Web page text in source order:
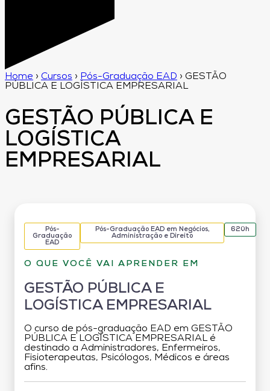
Home › Cursos › Pós-Graduação EAD › GESTÃO
PÚBLICA E LOGÍSTICA EMPRESARIAL
GESTÃO PÚBLICA E
LOGÍSTICA
EMPRESARIAL
Pós-
Graduação
EAD
Pós-Graduação EAD em Negócios,
Administração e Direito
620h
O QUE VOCÊ VAI APRENDER EM
GESTÃO PÚBLICA E
LOGÍSTICA EMPRESARIAL
O curso de pós-graduação EAD em GESTÃO
PÚBLICA E LOGÍSTICA EMPRESARIAL é
destinado a Administradores, Enfermeiros,
Fisioterapeutas, Psicólogos, Médicos e áreas
afins.